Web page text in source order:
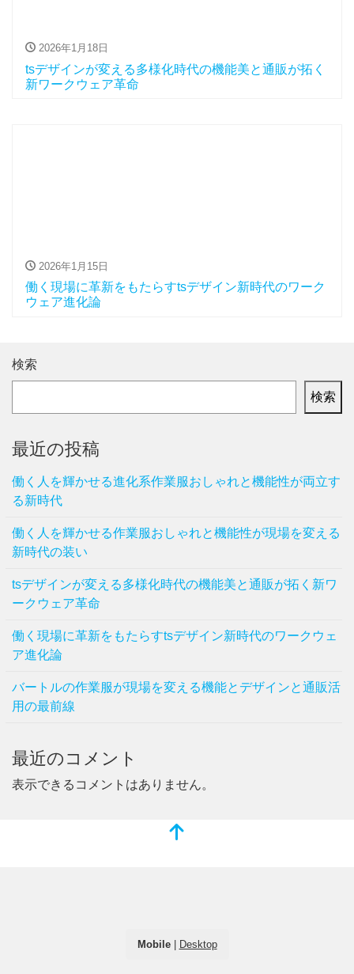
2026年1月18日
tsデザインが変える多様化時代の機能美と通販が拓く
新ワークウェア革命
2026年1月15日
働く現場に革新をもたらすtsデザイン新時代のワーク
ウェア進化論
検索
検索
最近の投稿
働く人を輝かせる進化系作業服おしゃれと機能性が両立す
る新時代
働く人を輝かせる作業服おしゃれと機能性が現場を変える
新時代の装い
tsデザインが変える多様化時代の機能美と通販が拓く新ワ
ークウェア革命
働く現場に革新をもたらすtsデザイン新時代のワークウェ
ア進化論
バートルの作業服が現場を変える機能とデザインと通販活
用の最前線
最近のコメント
表示できるコメントはありません。
Mobile| Desktop